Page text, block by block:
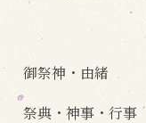
御祭神・由緒
祭典・神事・行事